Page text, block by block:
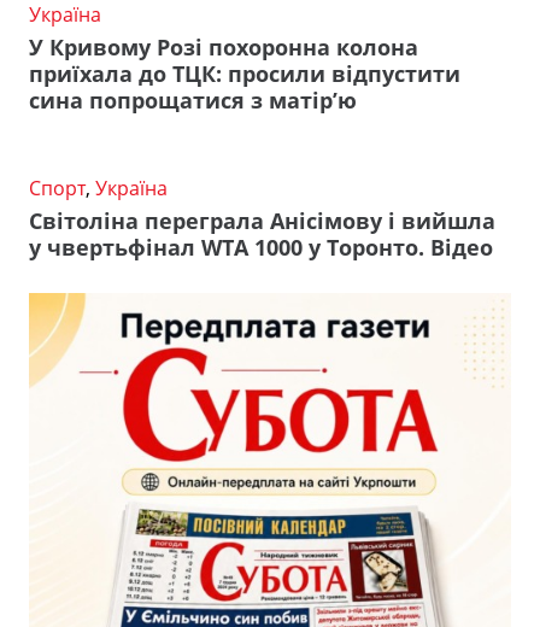
Україна
У Кривому Розі похоронна колона
приїхала до ТЦК: просили відпустити
сина попрощатися з матір’ю
Спорт, Україна
Світоліна переграла Анісімову і вийшла
у чвертьфінал WTA 1000 у Торонто. Відео